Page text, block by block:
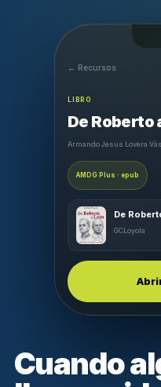
Cuando
← Recursos
LIBRO
De Roberto
Armando Jesús Lovera
AMDG Plus · epub
De
GCLoyola